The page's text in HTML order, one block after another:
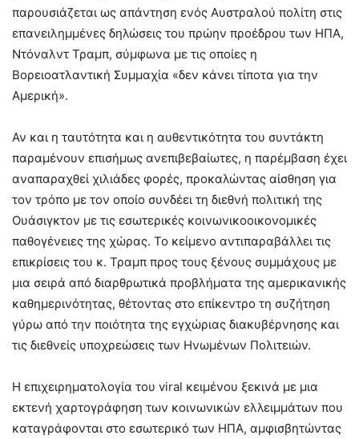
παρουσιάζεται ως απάντηση ενός Αυστραλού πολίτη στις
επανειλημμένες δηλώσεις του πρώην προέδρου των ΗΠΑ,
Ντόναλντ Τραμπ, σύμφωνα με τις οποίες η
Βορειοατλαντική Συμμαχία «δεν κάνει τίποτα για την
Αμερική».
Αν και η ταυτότητα και η αυθεντικότητα του συντάκτη
παραμένουν επισήμως ανεπιβεβαίωτες, η παρέμβαση έχει
αναπαραχθεί χιλιάδες φορές, προκαλώντας αίσθηση για
τον τρόπο με τον οποίο συνδέει τη διεθνή πολιτική της
Ουάσιγκτον με τις εσωτερικές κοινωνικοοικονομικές
παθογένειες της χώρας. Το κείμενο αντιπαραβάλλει τις
επικρίσεις του κ. Τραμπ προς τους ξένους συμμάχους με
μια σειρά από διαρθρωτικά προβλήματα της αμερικανικής
καθημερινότητας, θέτοντας στο επίκεντρο τη συζήτηση
γύρω από την ποιότητα της εγχώριας διακυβέρνησης και
τις διεθνείς υποχρεώσεις των Ηνωμένων Πολιτειών.
Η επιχειρηματολογία του viral κειμένου ξεκινά με μια
εκτενή χαρτογράφηση των κοινωνικών ελλειμμάτων που
καταγράφονται στο εσωτερικό των ΗΠΑ, αμφισβητώντας